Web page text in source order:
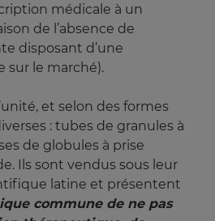
médicale à un
de l’absence de
disposant d’une
sur le marché).
et selon des formes
: tubes de granules à
de globules à prise
Ils sont vendus sous leur
latine et présentent
commune de ne pas